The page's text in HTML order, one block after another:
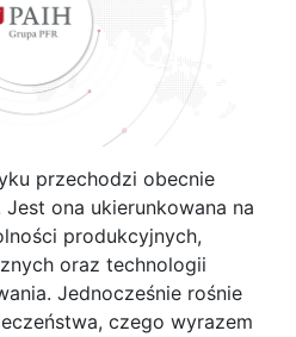
przechodzi obecnie
ona ukierunkowana na
produkcyjnych,
oraz technologii
Jednocześnie rośnie
czego wyrazem